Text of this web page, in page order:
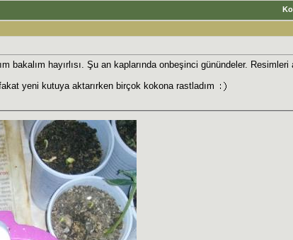
bakalım hayırlısı. Şu an kaplarında onbeşinci günündeler.
yeni kutuya aktarırken birçok kokona rastladım